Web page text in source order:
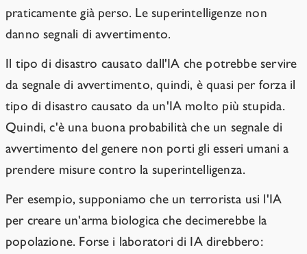
praticamente già perso. Le superintelligenze non
danno segnali di avvertimento.
Il tipo di disastro causato dall'IA che potrebbe servire
da segnale di avvertimento, quindi, è quasi per forza il
tipo di disastro causato da un'IA molto più stupida.
Quindi, c'è una buona probabilità che un segnale di
avvertimento del genere non porti gli esseri umani a
prendere misure contro la superintelligenza.
Per esempio, supponiamo che un terrorista usi l'IA
per creare un'arma biologica che decimerebbe la
popolazione. Forse i laboratori di IA direbbero: